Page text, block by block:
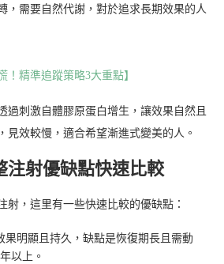
，需要自然代謝，對於追求長期效果的人
！精準追蹤策略3大重點】
過刺激自體膠原蛋白增生，讓效果自然且
見效較慢，適合希望漸進式變美的人。
注射優缺點快速比較
射，這里有一些快速比較的優缺點：
果明顯且持久，缺點是恢復期長且需動
以上。